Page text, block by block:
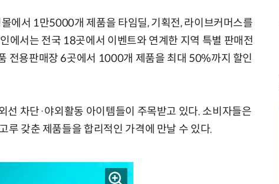
에서 1만5000개 제품을 타임딜, 기획전, 라이브커머스를
에서는 전국 18곳에서 이벤트와 연계한 지역 특별 판매전
전용판매장 6곳에서 1000개 제품을 최대 50%까지 할인
선 차단·야외활동 아이템들이 주목받고 있다. 소비자들은
갖춘 제품들을 합리적인 가격에 만날 수 있다.
10 한은 금 매입 나섰지만…개인투자자
는 금 투자 '외면'